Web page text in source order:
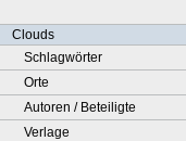
Clouds
Schlagwörter
Orte
Autoren / Beteiligte
Verlage